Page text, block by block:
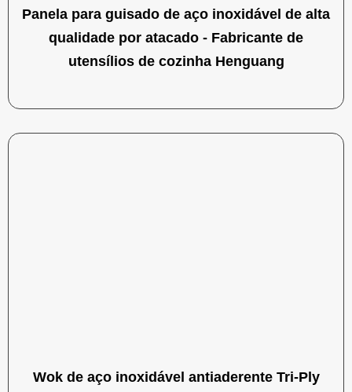
Panela para guisado de aço inoxidável de alta
qualidade por atacado - Fabricante de
utensílios de cozinha Henguang
Wok de aço inoxidável antiaderente Tri-Ply